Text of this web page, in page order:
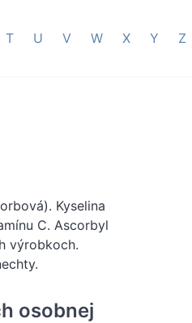
T U V W X Y Z
Kyselina
C. Ascorbyl
výrobkoch.
osobnej